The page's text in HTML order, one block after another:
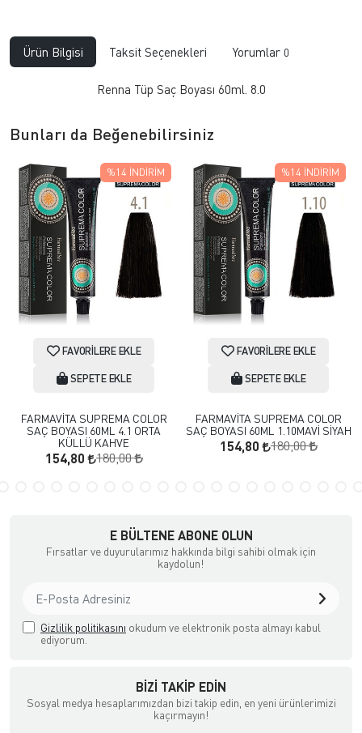
Ürün Bilgisi Taksit Seçenekleri Yorumlar 0
Renna Tüp Saç Boyası 60ml. 8.0
Bunları da Beğenebilirsiniz
FAVORILERE EKLE
SEPETE EKLE
FARMAVİTA SUPREMA COLOR
SAÇ BOYASI 60ML 4.1 ORTA
KÜLLÜ KAHVE
154,80 180,00
%14 İNDIRIM
FAVORILERE EKLE
SEPETE EKLE
FARMAVİTA SUPREMA COLOR
SAÇ BOYASI 60ML 1.10MAVİ SİYAH
154,80 180,00
%14 İNDIRIM
E BÜLTENE ABONE OLUN
Fırsatlar ve duyurularımız hakkında bilgi sahibi olmak için
kaydolun!
Gizlilik politikasını okudum ve elektronik posta almayı kabul
ediyorum.
BIZI TAKIP EDIN
Sosyal medya hesaplarımızdan bizi takip edin, en yeni ürünlerimizi
kaçırmayın!